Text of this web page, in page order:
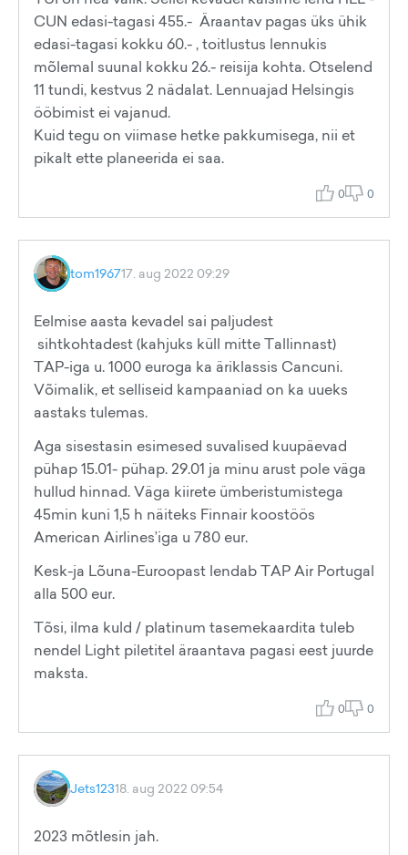
CUN edasi-tagasi 455.- Äraantav pagas üks ühik
edasi-tagasi kokku 60.- , toitlustus lennukis
mõlemal suunal kokku 26.- reisija kohta. Otselend
11 tundi, kestvus 2 nädalat. Lennuajad Helsingis
ööbimist ei vajanud.
Kuid tegu on viimase hetke pakkumisega, nii et
pikalt ette planeerida ei saa.
0 0
tom196717. aug 2022 09:29
Eelmise aasta kevadel sai paljudest
sihtkohtadest (kahjuks küll mitte Tallinnast)
TAP-iga u. 1000 euroga ka äriklassis Cancuni.
Võimalik, et selliseid kampaaniad on ka uueks
aastaks tulemas.
Aga sisestasin esimesed suvalised kuupäevad
pühap 15.01- pühap. 29.01 ja minu arust pole väga
hullud hinnad. Väga kiirete ümberistumistega
45min kuni 1,5 h näiteks Finnair koostöös
American Airlines’iga u 780 eur.
Kesk-ja Lõuna-Euroopast lendab TAP Air Portugal
alla 500 eur.
Tõsi, ilma kuld / platinum tasemekaardita tuleb
nendel Light piletitel äraantava pagasi eest juurde
maksta.
0 0
Jets12318. aug 2022 09:54
2023 mõtlesin jah.